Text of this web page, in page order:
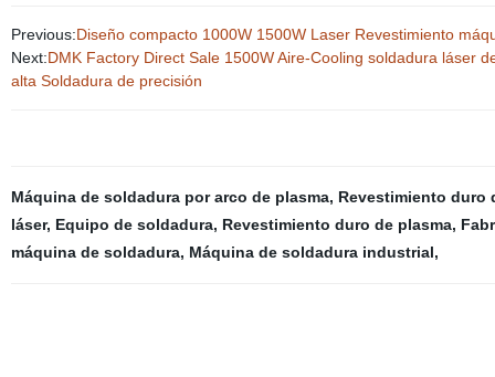
Previous:Diseño compacto 1000W 1500W Laser Revestimiento
Next:DMK Factory Direct Sale 1500W Aire-Cooling soldadura láser
alta Soldadura de precisión
Máquina de soldadura por arco de plasma, Revestimiento duro
láser, Equipo de soldadura, Revestimiento duro de plasma,
máquina de soldadura, Máquina de soldadura industrial,